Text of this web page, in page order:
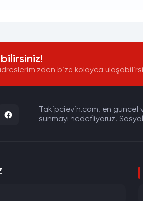
bize kolayca
Takipcievin.com, en güncel
sunmayı hedefliyoruz. Sosyal